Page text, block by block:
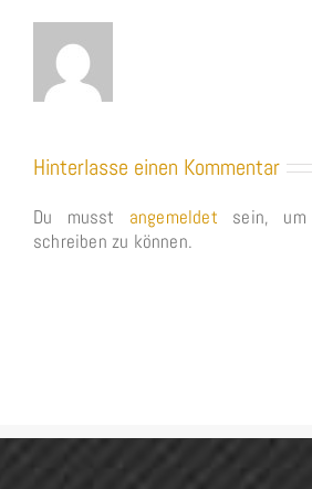
Hinterlasse einen Kommentar
Du musst angemeldet sein, um
schreiben zu können.